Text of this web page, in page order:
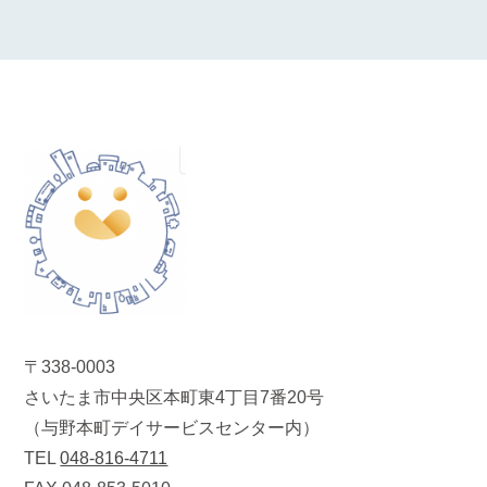
〒338-0003
さいたま市中央区本町東4丁目7番20号
（与野本町デイサービスセンター内）
TEL048-816-4711